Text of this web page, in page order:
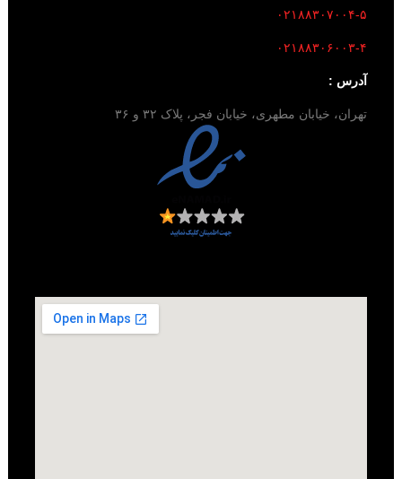
۰۲۱۸۸۳۰۷۰۰۴-۵
۰۲۱۸۸۳۰۶۰۰۳-۴
آدرس :
تهران، خیابان مطهری، خیابان فجر، پلاک ۳۲ و ۳۶